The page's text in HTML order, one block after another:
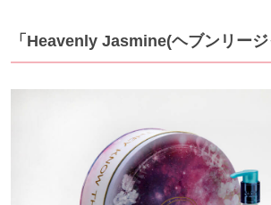
「Heavenly Jasmine(ヘブンリージ